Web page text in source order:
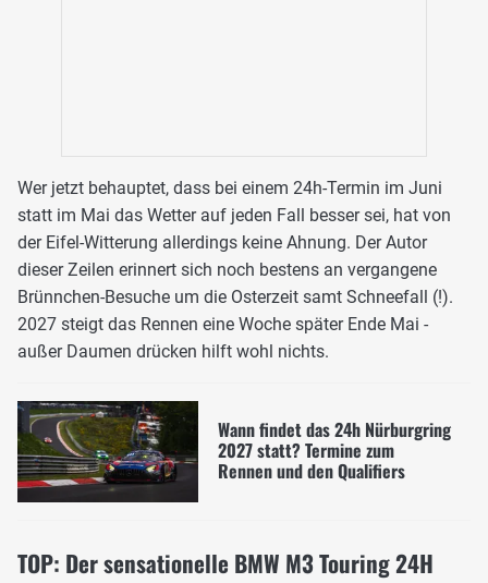
Wer jetzt behauptet, dass bei einem 24h-Termin im Juni
statt im Mai das Wetter auf jeden Fall besser sei, hat von
der Eifel-Witterung allerdings keine Ahnung. Der Autor
dieser Zeilen erinnert sich noch bestens an vergangene
Brünnchen-Besuche um die Osterzeit samt Schneefall (!).
2027 steigt das Rennen eine Woche später Ende Mai -
außer Daumen drücken hilft wohl nichts.
Wann findet das 24h Nürburgring
2027 statt? Termine zum
Rennen und den Qualifiers
TOP: Der sensationelle BMW M3 Touring 24H